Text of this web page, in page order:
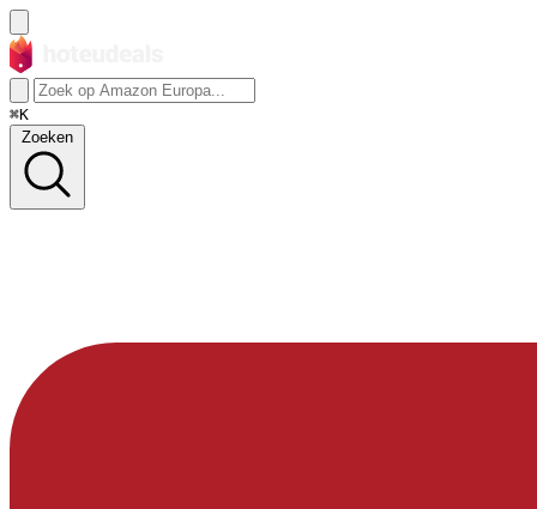
⌘K
Zoeken